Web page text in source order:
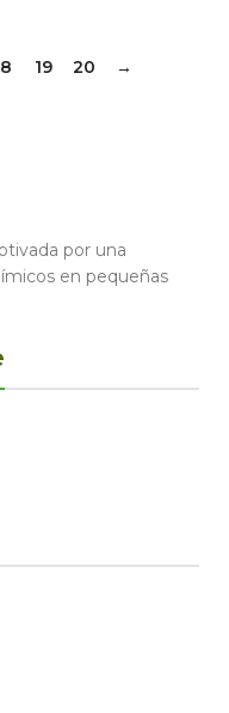
19 20 →
por una
en pequeñas